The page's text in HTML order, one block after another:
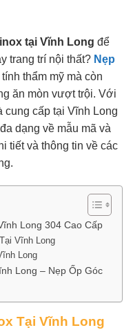
tại Vĩnh Long để
trang trí nội thất? Nẹp
thẩm mỹ mà còn
ăn mòn vượt trội. Với
cung cấp tại Vĩnh Long
dạng về mẫu mã và
tiết và thông tin về các
Long 304 Cao Cấp
Vĩnh Long
Long
Long – Nẹp Ốp Góc
Tại Vĩnh Long